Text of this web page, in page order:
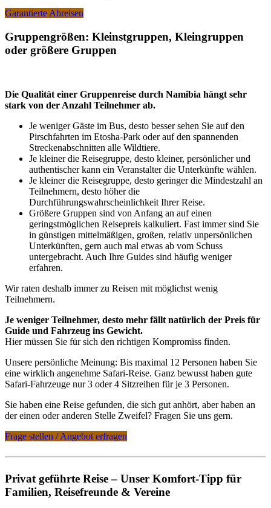
Garantierte Abreisen
Gruppengrößen: Kleinstgruppen, Kleingruppen
oder größere Gruppen
Die Qualität einer Gruppenreise durch Namibia hängt sehr
stark von der Anzahl Teilnehmer ab.
Je weniger Gäste im Bus, desto besser sehen Sie auf den
Pirschfahrten im Etosha-Park oder auf den spannenden
Streckenabschnitten alle Wildtiere.
Je kleiner die Reisegruppe, desto kleiner, persönlicher und
authentischer kann ein Veranstalter die Unterkünfte wählen.
Je kleiner die Reisegruppe, desto geringer die Mindestzahl an
Teilnehmern, desto höher die
Durchführungswahrscheinlichkeit Ihrer Reise.
Größere Gruppen sind von Anfang an auf einen
geringstmöglichen Reisepreis kalkuliert. Fast immer sind Sie
in günstigen mittelmäßigen, großen, relativ unpersönlichen
Unterkünften, gern auch mal etwas ab vom Schuss
untergebracht. Auch Ihre Guides sind häufig weniger
erfahren.
Wir raten deshalb immer zu Reisen mit möglichst wenig
Teilnehmern.
Je weniger Teilnehmer, desto mehr fällt natürlich der Preis für
Guide und Fahrzeug ins Gewicht.
Hier müssen Sie für sich den richtigen Kompromiss finden.
Unsere persönliche Meinung: Bis maximal 12 Personen haben Sie
eine wirklich angenehme Safari-Reise. Ganz bewusst haben gute
Safari-Fahrzeuge nur 3 oder 4 Sitzreihen für je 3 Personen.
Sie haben eine Reise gefunden, die sich gut anhört, aber haben an
der einen oder anderen Stelle Zweifel? Fragen Sie uns gern.
Frage stellen / Angebot erfragen
Privat geführte Reise – Unser Komfort-Tipp für
Familien, Reisefreunde & Vereine